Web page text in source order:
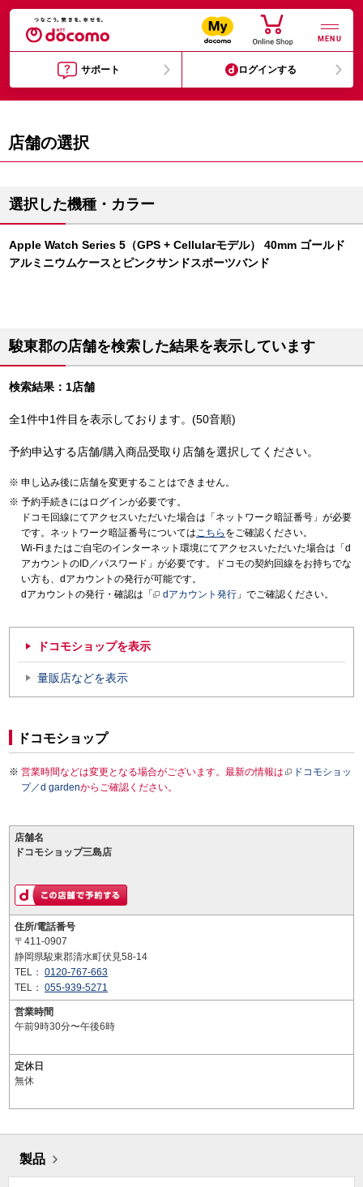
MENU
サポート ログインする
店舗の選択
選択した機種・カラー
Apple Watch Series 5（GPS + Cellularモデル） 40mm ゴールド
アルミニウムケースとピンクサンドスポーツバンド
駿東郡の店舗を検索した結果を表示しています
検索結果：1店舗
全1件中1件目を表示しております。(50音順)
予約申込する店舗/購入商品受取り店舗を選択してください。
申し込み後に店舗を変更することはできません。
予約手続きにはログインが必要です。
ドコモ回線にてアクセスいただいた場合は「ネットワーク暗証番号」が必要
です。ネットワーク暗証番号についてはこちら をご確認ください。
Wi-Fiまたはご自宅のインターネット環境にてアクセスいただいた場合は「d
アカウントのID／パスワード」が必要です。ドコモの契約回線をお持ちでな
い方も、dアカウントの発行が可能です。
dアカウントの発行・確認は「
dアカウント発行 」でご確認ください。
ドコモショップを表示
量販店などを表示
ドコモショップ
営業時間などは変更となる場合がございます。最新の情報は
ドコモショッ
プ／d gardenからご確認ください。
店舗名
ドコモショップ三島店
住所/電話番号
〒411-0907
静岡県駿東郡清水町伏見58-14
TEL： 0120-767-663
TEL： 055-939-5271
営業時間
午前9時30分〜午後6時
定休日
無休
製品